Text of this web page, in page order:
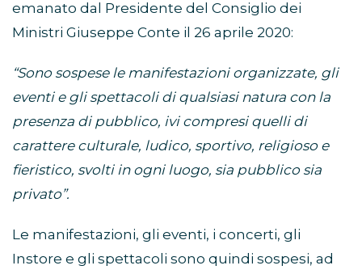
emanato dal Presidente del Consiglio dei
Ministri Giuseppe Conte il 26 aprile 2020:
“Sono sospese le manifestazioni organizzate, gli
eventi e gli spettacoli di qualsiasi natura con la
presenza di pubblico, ivi compresi quelli di
carattere culturale, ludico, sportivo, religioso e
fieristico, svolti in ogni luogo, sia pubblico sia
privato”.
Le manifestazioni, gli eventi, i concerti, gli
Instore e gli spettacoli sono quindi sospesi, ad